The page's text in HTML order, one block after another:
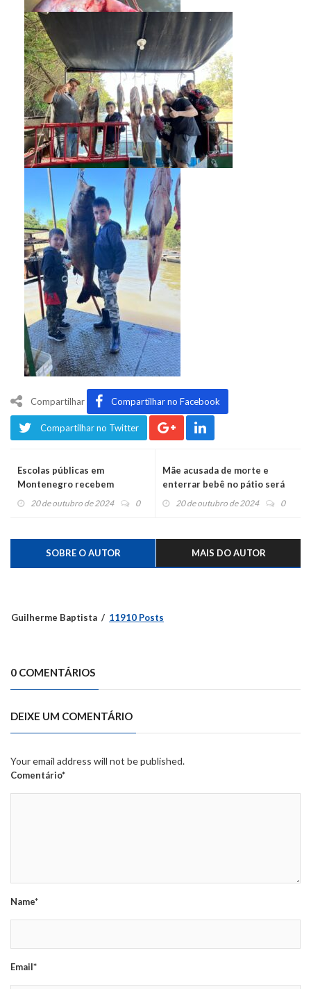
Compartilhar Compartilhar no Facebook
Compartilhar no Twitter
Escolas públicas em
Montenegro recebem
oficinas gratuitas de Arte e
20 de outubro de 2024 0
Mãe acusada de morte e
enterrar bebê no pátio será
julgada em São Sebastião do
20 de outubro de 2024 0
SOBRE O AUTOR MAIS DO AUTOR
Guilherme Baptista 11910 Posts
0 COMENTÁRIOS
DEIXE UM COMENTÁRIO
Your email address will not be published.
Comentário*
Name*
Email*